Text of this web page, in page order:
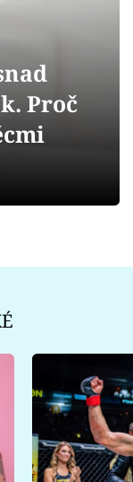
Proč